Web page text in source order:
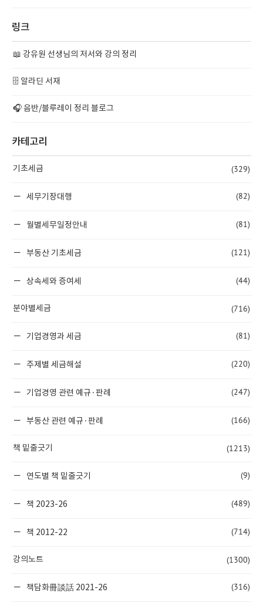
링크
📖 강유원 선생님의 저서와 강의 정리
🗄️ 알라딘 서재
🎧 음반/블루레이 정리 블로그
카테고리
기초세금 (329)
세무기장대행 (82)
월별세무일정안내 (81)
부동산 기초세금 (121)
상속세와 증여세 (44)
분야별세금 (716)
기업경영과 세금 (81)
주제별 세금해설 (220)
기업경영 관련 예규·판례 (247)
부동산 관련 예규·판례 (166)
책 밑줄긋기 (1213)
연도별 책 밑줄긋기 (9)
책 2023-26 (489)
책 2012-22 (714)
강의노트 (1300)
책담화冊談話 2021-26 (316)